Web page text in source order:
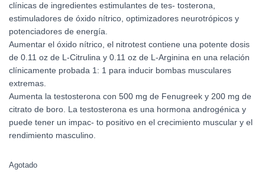
clínicas de ingredientes estimulantes de tes- tosterona,
estimuladores de óxido nítrico, optimizadores neurotrópicos y
potenciadores de energía.
Aumentar el óxido nítrico, el nitrotest contiene una potente dosis
de 0.11 oz de L-Citrulina y 0.11 oz de L-Arginina en una relación
clínicamente probada 1: 1 para inducir bombas musculares
extremas.
Aumenta la testosterona con 500 mg de Fenugreek y 200 mg de
citrato de boro. La testosterona es una hormona androgénica y
puede tener un impac- to positivo en el crecimiento muscular y el
rendimiento masculino.
Agotado